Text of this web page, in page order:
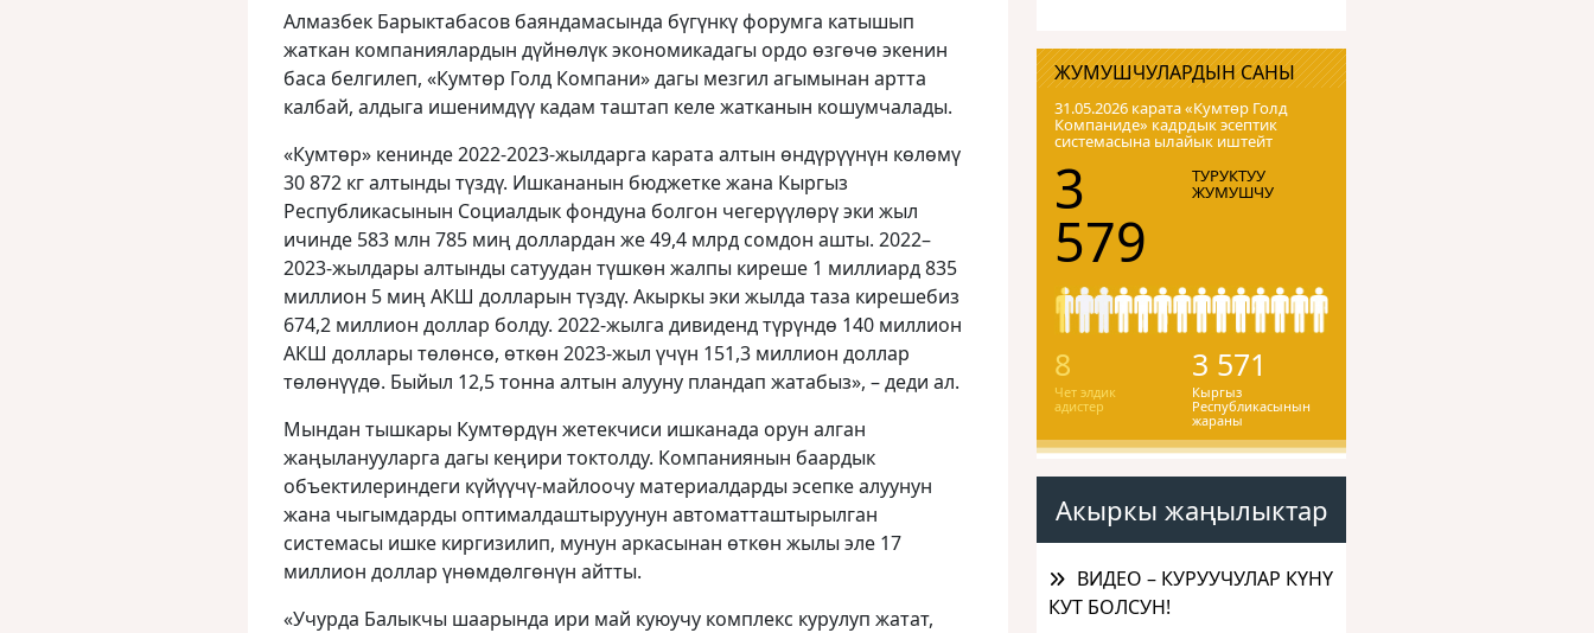
Алмазбек Барыктабасов баяндамасында бүгүнкү форумга катышып
жаткан компаниялардын дүйнөлүк экономикадагы ордо өзгөчө экенин
баса белгилеп, «Кумтөр Голд Компани» дагы мезгил агымынан артта
калбай, алдыга ишенимдүү кадам таштап келе жатканын кошумчалады.
«Кумтөр» кенинде 2022-2023-жылдарга карата алтын өндүрүүнүн көлөмү
30 872 кг алтынды түздү. Ишкананын бюджетке жана Кыргыз
Республикасынын Социалдык фондуна болгон чегерүүлөрү эки жыл
ичинде 583 млн 785 миң доллардан же 49,4 млрд сомдон ашты. 2022–
2023-жылдары алтынды сатуудан түшкөн жалпы киреше 1 миллиард 835
миллион 5 миң АКШ долларын түздү. Акыркы эки жылда таза кирешебиз
674,2 миллион доллар болду. 2022-жылга дивиденд түрүндө 140 миллион
АКШ доллары төлөнсө, өткөн 2023-жыл үчүн 151,3 миллион доллар
төлөнүүдө. Быйыл 12,5 тонна алтын алууну пландап жатабыз», – деди ал.
Мындан тышкары Кумтөрдүн жетекчиси ишканада орун алган
жаңыланууларга дагы кеңири токтолду. Компаниянын баардык
объектилериндеги күйүүчү-майлоочу материалдарды эсепке алуунун
жана чыгымдарды оптималдаштыруунун автоматташтырылган
системасы ишке киргизилип, мунун аркасынан өткөн жылы эле 17
миллион доллар үнөмдөлгөнүн айтты.
«Учурда Балыкчы шаарында ири май куюучу комплекс курулуп жатат,
ЖУМУШЧУЛАРДЫН САНЫ
31.05.2026 карата «Кумтɵр Голд
Компаниде» кадрдык эсептик
системасына ылайык иштейт
3
579
ТУРУКТУУ
ЖУМУШЧУ
8
Чет элдик
адистер
3 571
Кыргыз
Республикасынын
жараны
Акыркы жаңылыктар
ВИДЕО – КУРУУЧУЛАР КҮНҮ
КУТ БОЛСУН!